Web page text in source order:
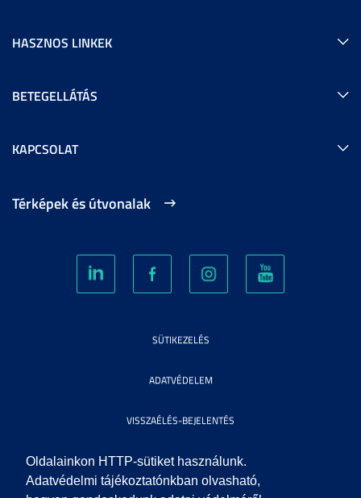
Oldalainkon HTTP-sütiket használunk.
Adatvédelmi tájékoztatónkban olvasható,
HASZNOS LINKEK
BETEGELLÁTÁS
KAPCSOLAT
Térképek és útvonalak
SÜTIKEZELÉS
ADATVÉDELEM
VISSZAÉLÉS-BEJELENTÉS
KÖZÉRDEKŰ ADATOK